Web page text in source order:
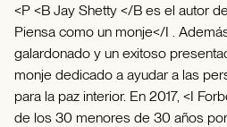
<P <B Jay Shetty </B es el autor
Piensa como un monje</I .
galardonado y un exitoso
monje dedicado a ayudar a las
para la paz interior. En 2017, <I
de los 30 menores de 30 años